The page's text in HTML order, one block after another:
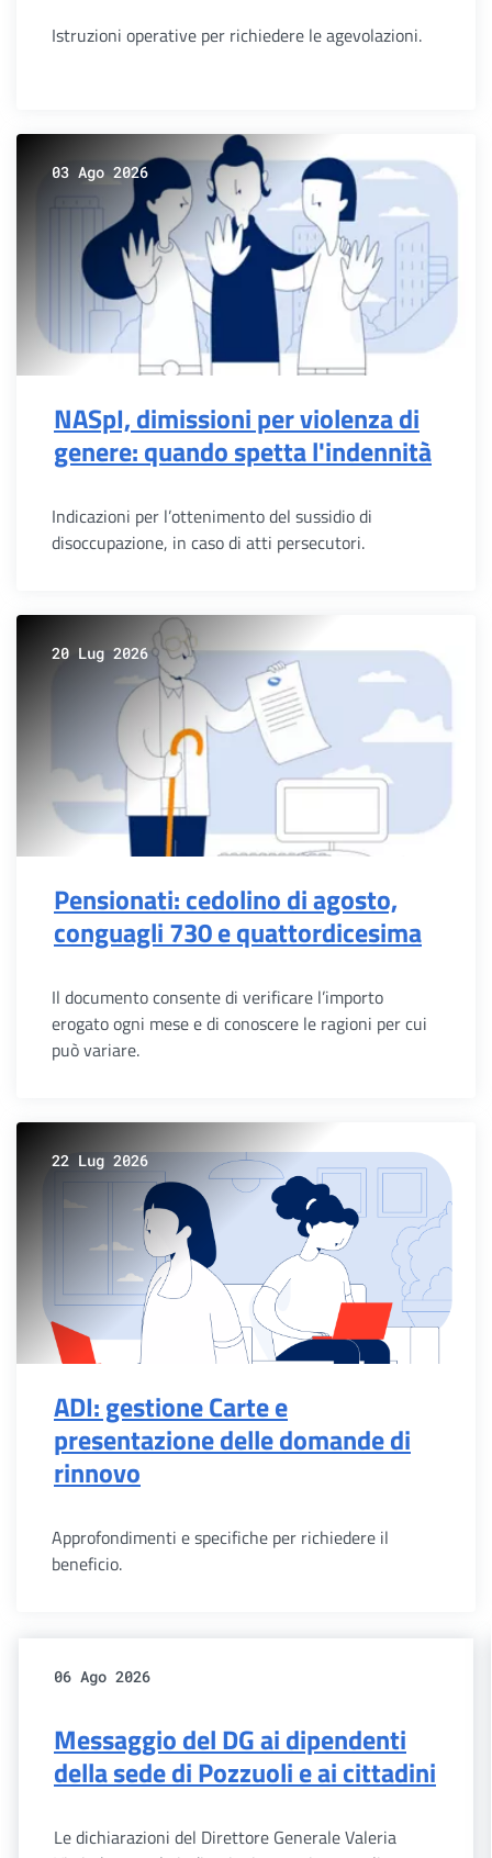
Istruzioni operative per richiedere le agevolazioni.
03 Ago 2026
NASpI, dimissioni per violenza di
genere: quando spetta l'indennità
Indicazioni per l’ottenimento del sussidio di
disoccupazione, in caso di atti persecutori.
20 Lug 2026
Pensionati: cedolino di agosto,
conguagli 730 e quattordicesima
Il documento consente di verificare l’importo
erogato ogni mese e di conoscere le ragioni per cui
può variare.
22 Lug 2026
ADI: gestione Carte e
presentazione delle domande di
rinnovo
Approfondimenti e specifiche per richiedere il
beneficio.
06 Ago 2026
Messaggio del DG ai dipendenti
della sede di Pozzuoli e ai cittadini
Le dichiarazioni del Direttore Generale Valeria